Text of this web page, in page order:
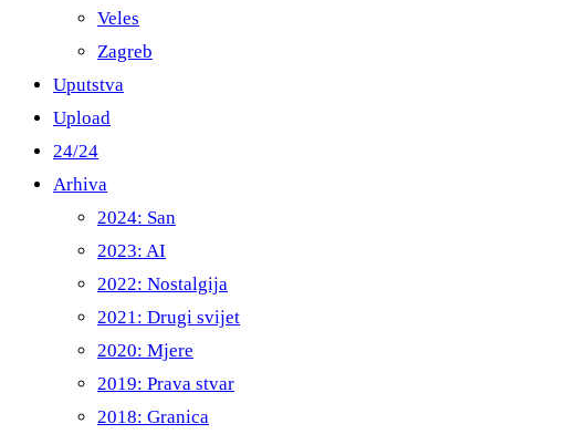
Veles
Zagreb
Uputstva
Upload
24/24
Arhiva
2024: San
2023: AI
2022: Nostalgija
2021: Drugi svijet
2020: Mjere
2019: Prava stvar
2018: Granica